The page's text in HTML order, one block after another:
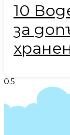
10
за